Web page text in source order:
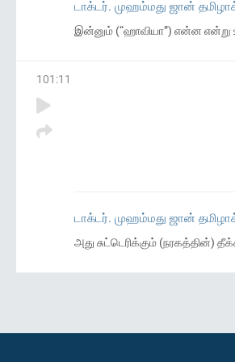
டாக்டர். முஹம்மது ஜான்
இன்னும் (“ஹாவியா”) என்ன என்று
101 :11
டாக்டர். முஹம்மது ஜான்
அது சுட்டெரிக்கும் (நரகத்தின்)